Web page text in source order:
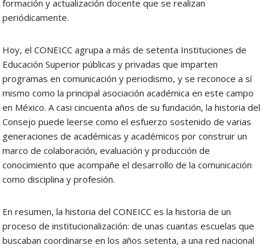
formación y actualización docente que se realizan
periódicamente.
Hoy, el CONEICC agrupa a más de setenta Instituciones de
Educación Superior públicas y privadas que imparten
programas en comunicación y periodismo, y se reconoce a sí
mismo como la principal asociación académica en este campo
en México. A casi cincuenta años de su fundación, la historia del
Consejo puede leerse como el esfuerzo sostenido de varias
generaciones de académicas y académicos por construir un
marco de colaboración, evaluación y producción de
conocimiento que acompañe el desarrollo de la comunicación
como disciplina y profesión.
En resumen, la historia del CONEICC es la historia de un
proceso de institucionalización: de unas cuantas escuelas que
buscaban coordinarse en los años setenta, a una red nacional